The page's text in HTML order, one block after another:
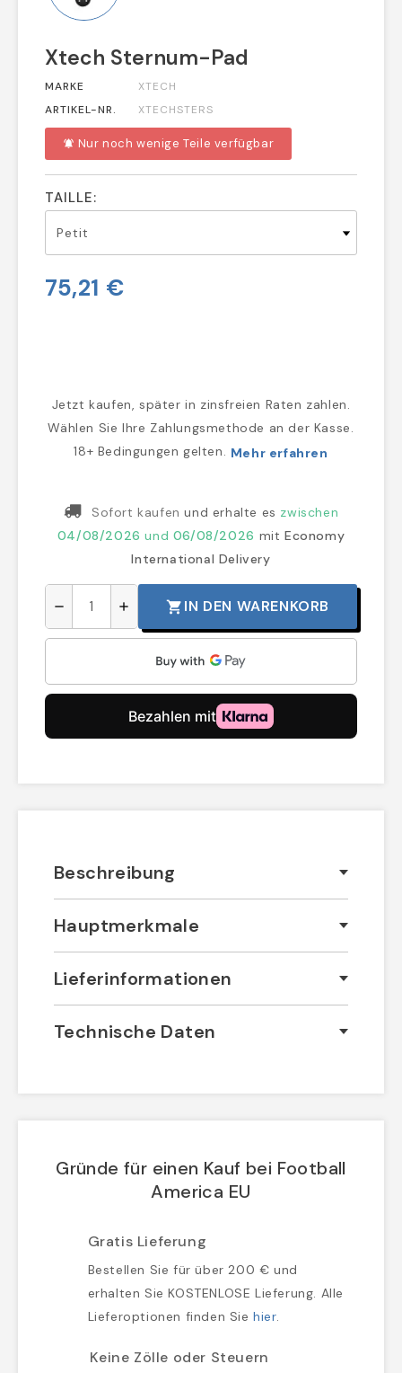
Xtech Sternum-Pad
MARKE
XTECH
ARTIKEL-NR.
XTECHSTERS
notifications_active Nur noch wenige Teile verfügbar
TAILLE:
75,21 €
Jetzt kaufen, später in zinsfreien Raten zahlen.
Wählen Sie Ihre Zahlungsmethode an der Kasse.
18+ Bedingungen gelten. Mehr erfahren
Sofort kaufenund erhalte es zwischen
04/08/2026 und 06/08/2026 mit Economy
International Delivery
remove add shopping_cart IN DEN WARENKORB
Beschreibung
Hauptmerkmale
Lieferinformationen
Technische Daten
Gründe für einen Kauf bei Football
America EU
Gratis Lieferung
Bestellen Sie für über 200 € und
erhalten Sie KOSTENLOSE Lieferung. Alle
Lieferoptionen finden Siehier.
Keine Zölle oder Steuern